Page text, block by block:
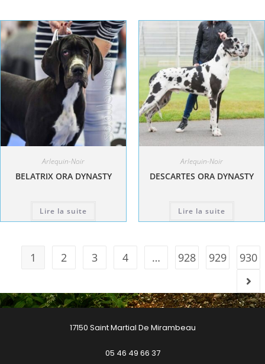
Arlequin-Noir
BELATRIX ORA DYNASTY
Lire la suite
Arlequin-Noir
DESCARTES ORA DYNASTY
Lire la suite
1 2 3 4 … 928 929 930
17150 Saint Martial De Mirambeau
05 46 49 66 37